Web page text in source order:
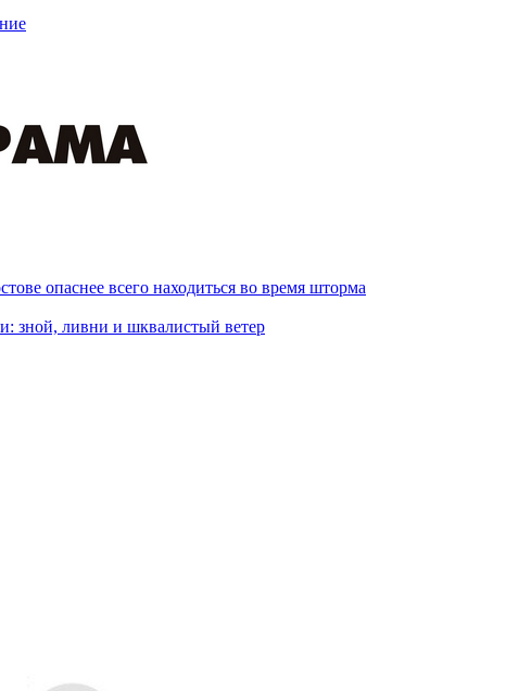
опаснее всего находиться во время шторма
зной, ливни и шквалистый ветер